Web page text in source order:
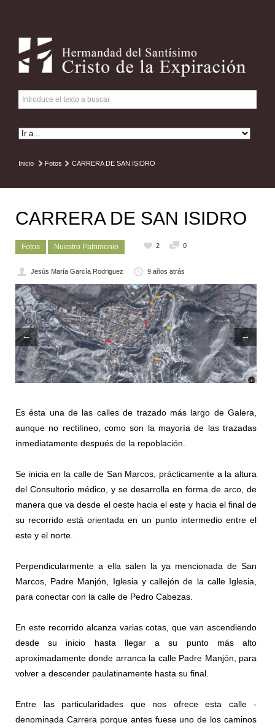
Inicio Fotos CARRERA DE SAN ISIDRO
CARRERA DE SAN ISIDRO
Fotos Nuestro Patrimonio 2 0
Jesús María García Rodriguez 9 años atrás
← →
Es ésta una de las calles de trazado más largo de Galera,
aunque no rectilíneo, como son la mayoría de las trazadas
inmediatamente después de la repoblación.
Se inicia en la calle de San Marcos, prácticamente a la altura
del Consultorio médico, y se desarrolla en forma de arco, de
manera que va desde el oeste hacia el este y hacia el final de
su recorrido está orientada en un punto intermedio entre el
este y el norte.
Perpendicularmente a ella salen la ya mencionada de San
Marcos, Padre Manjón, Iglesia y callejón de la calle Iglesia,
para conectar con la calle de Pedro Cabezas.
En este recorrido alcanza varias cotas, que van ascendiendo
desde su inicio hasta llegar a su punto más alto
aproximadamente donde arranca la calle Padre Manjón, para
volver a descender paulatinamente hasta su final.
Entre las particularidades que nos ofrece esta calle -
denominada Carrera porque antes fuese uno de los caminos